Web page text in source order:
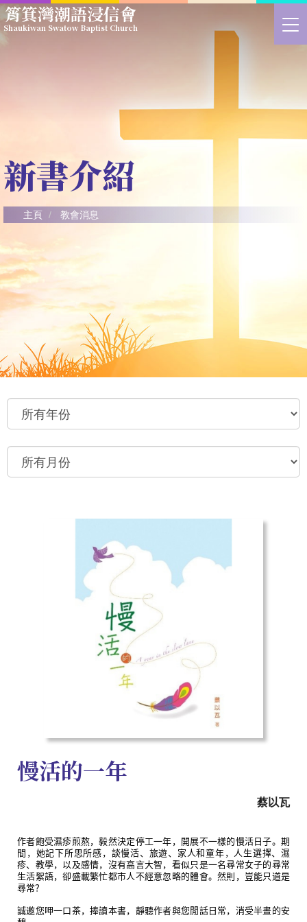
Skip
to
>
切
單
筲箕灣潮語浸信會
Shaukiwan Swatow Baptist Church
新書介紹
主頁 教會消息
慢活的一年
蔡以瓦
作者飽受濕疹煎熬，毅然決定停工一年，開展不一樣的慢活日子。期
間，她記下所思所感，談慢活、旅遊、家人和童年，人生選擇、濕
疹、教學，以及感情，沒有高言大智，看似只是一名尋常女子的尋常
生活絮語，卻盛載繁忙都市人不經意忽略的體會。然則，豈能只道是
尋常？
誠邀您呷一口茶，捧讀本書，靜聽作者與您閒話日常，消受半晝的安